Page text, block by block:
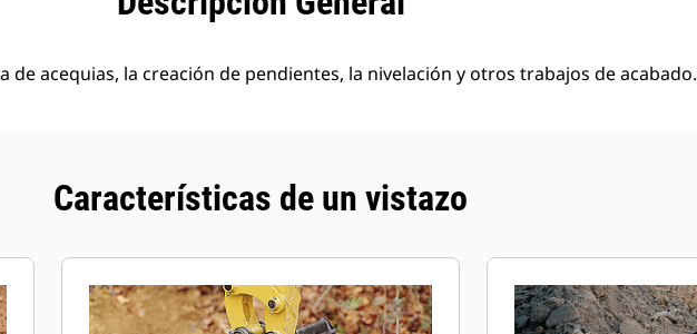
de acequias, la creación de pendientes, la nivelación y otros trabajos de acabado.
Características de un vistazo